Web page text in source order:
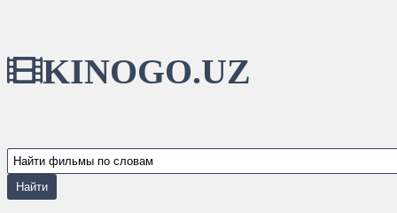
KINOGO.UZ